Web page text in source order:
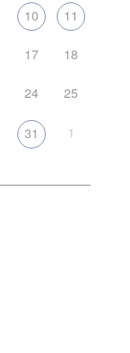
10 11
17 18
24 25
31 1